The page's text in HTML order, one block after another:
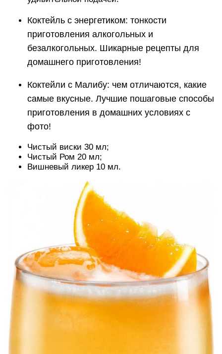
Коктейль с энергетиком: тонкости
приготовления алкогольных и
безалкогольных. Шикарные рецепты для
домашнего приготовления!
Коктейли с Малибу: чем отличаются, какие
самые вкусные. Лучшие пошаговые способы
приготовления в домашних условиях с
фото!
Чистый виски 30 мл;
Чистый Ром 20 мл;
Вишневый ликер 10 мл.